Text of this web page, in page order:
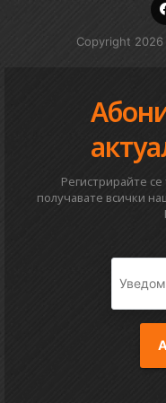
Copyright 2026
Регистрирайте
получавате всички